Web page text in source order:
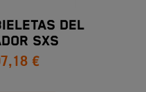
DEL
SXS
€